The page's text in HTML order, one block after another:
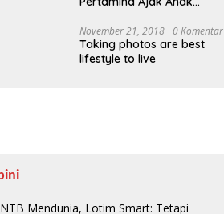
hingga Tanam 1.000
Mangrove
November 21, 2018 0 Komentar
Taking photos are best
lifestyle to live